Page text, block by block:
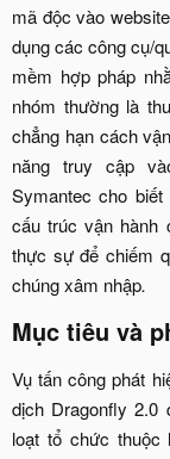
mã độc vào
dụng các công cụ/
mềm hợp pháp
nhóm thường là
chẳng hạn cách
năng truy cập
Symantec cho
cấu trúc vận hành
thực sự để chiếm
chúng xâm nhập.
Mục tiêu và
Vụ tấn công phát
dịch Dragonfly 2.0
loạt tổ chức thuộc